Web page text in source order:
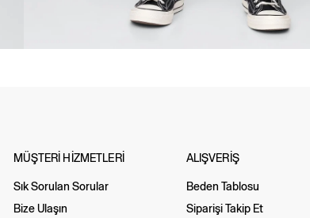
MÜŞTERİ HİZMETLERİ
Sık Sorulan Sorular
Bize Ulaşın
ALIŞVERİŞ
Beden Tablosu
Siparişi Takip Et